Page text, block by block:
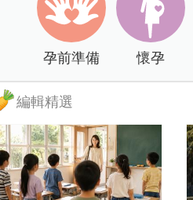
孕前準備 懷孕
編輯精選